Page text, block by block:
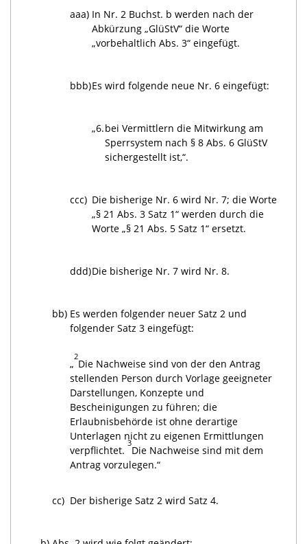
aaa) In Nr. 2 Buchst. b werden nach der
Abkürzung „GlüStV“ die Worte
„vorbehaltlich Abs. 3“ eingefügt.
bbb)Es wird folgende neue Nr. 6 eingefügt:
„6.bei Vermittlern die Mitwirkung am
Sperrsystem nach § 8 Abs. 6 GlüStV
sichergestellt ist,“.
ccc) Die bisherige Nr. 6 wird Nr. 7; die Worte
„§ 21 Abs. 3 Satz 1“ werden durch die
Worte „§ 21 Abs. 5 Satz 1“ ersetzt.
ddd)Die bisherige Nr. 7 wird Nr. 8.
bb) Es werden folgender neuer Satz 2 und
folgender Satz 3 eingefügt:
„
2
Die Nachweise sind von der den Antrag
stellenden Person durch Vorlage geeigneter
Darstellungen, Konzepte und
Bescheinigungen zu führen; die
Erlaubnisbehörde ist ohne derartige
Unterlagen nicht zu eigenen Ermittlungen
verpflichtet.
3
Die Nachweise sind mit dem
Antrag vorzulegen.“
cc) Der bisherige Satz 2 wird Satz 4.